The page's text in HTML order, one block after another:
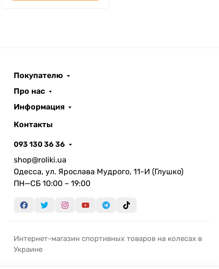
Покупателю
Про нас
Информация
Контакты
093 130 36 36
shop@roliki.ua
Одесса, ул. Ярослава Мудрого, 11-И (Глушко)
ПН—СБ 10:00 – 19:00
Интернет-магазин спортивных товаров на колесах в
Украине